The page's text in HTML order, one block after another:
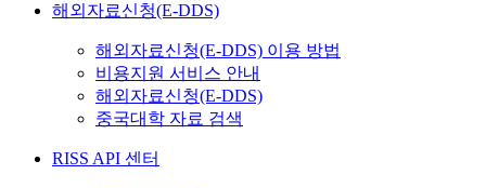
해외자료신청(E-DDS)
해외자료신청(E-DDS) 이용 방법
비용지원 서비스 안내
해외자료신청(E-DDS)
중국대학 자료 검색
RISS API 센터